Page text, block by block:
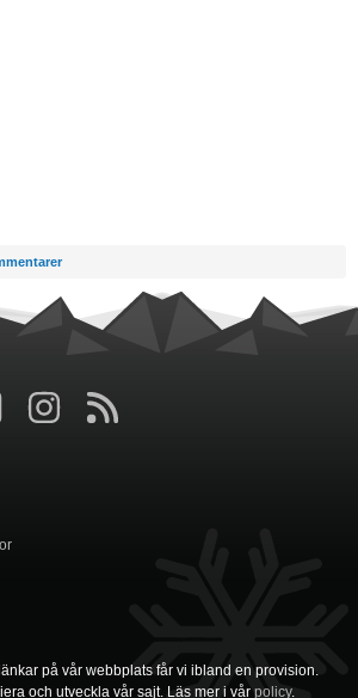
på vår webbplats får vi ibland en provision.
och utveckla vår sajt. Läs mer i vår policy.